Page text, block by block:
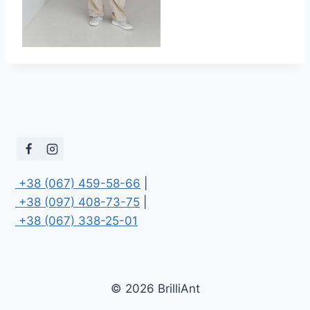
+38 (067) 459-58-66
+38 (097) 408-73-75
+38 (067) 338-25-01
© 2026 BrilliAnt